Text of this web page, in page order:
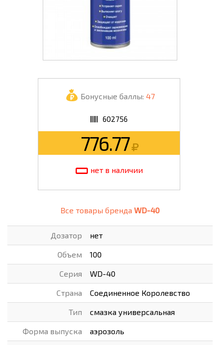
Бонусные баллы: 47
602756
776.77
нет в наличии
Все товары бренда WD-40
Дозатор нет
Объем 100
Серия WD-40
Страна Соединенное Королевство
Тип смазка универсальная
Форма выпуска аэрозоль